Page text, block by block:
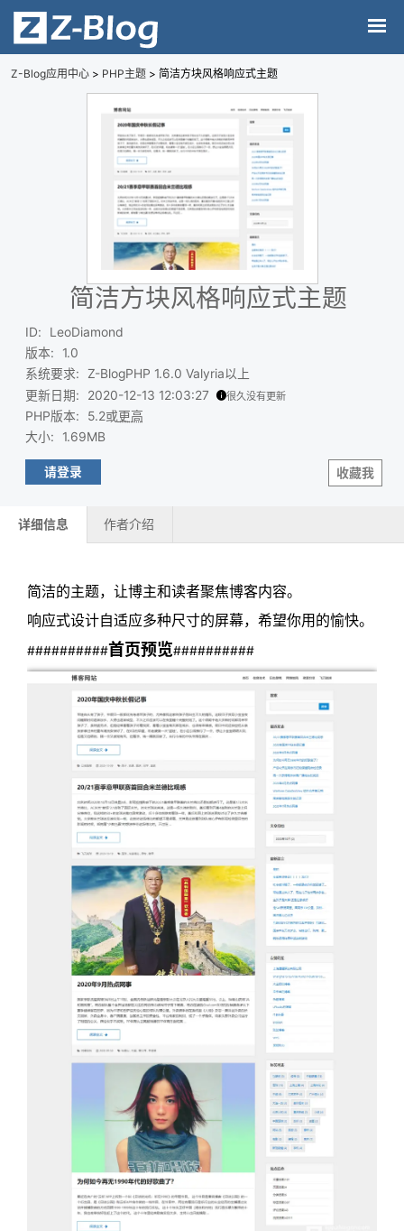
Z-Blog应用中心 > PHP主题 > 简洁方块风格响应式主题
简洁方块风格响应式主题
ID:
LeoDiamond
版本:
1.0
系统要求:
Z-BlogPHP 1.6.0 Valyria以上
更新日期: 2020-12-13 12:03:27 很久没有更新
PHP版本: 5.2或更高
大小: 1.69MB
收藏我
请登录
详细信息 作者介绍
简洁的主题，让博主和读者聚焦博客内容。
响应式设计自适应多种尺寸的屏幕，希望你用的愉快。
##########首页预览##########